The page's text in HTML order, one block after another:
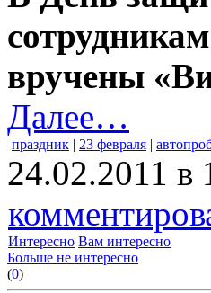
вручены
Далее…
праздник | 23 февраля |
24.02.2011 в
Интересно Вам интересно
Больше не интересно
(0)